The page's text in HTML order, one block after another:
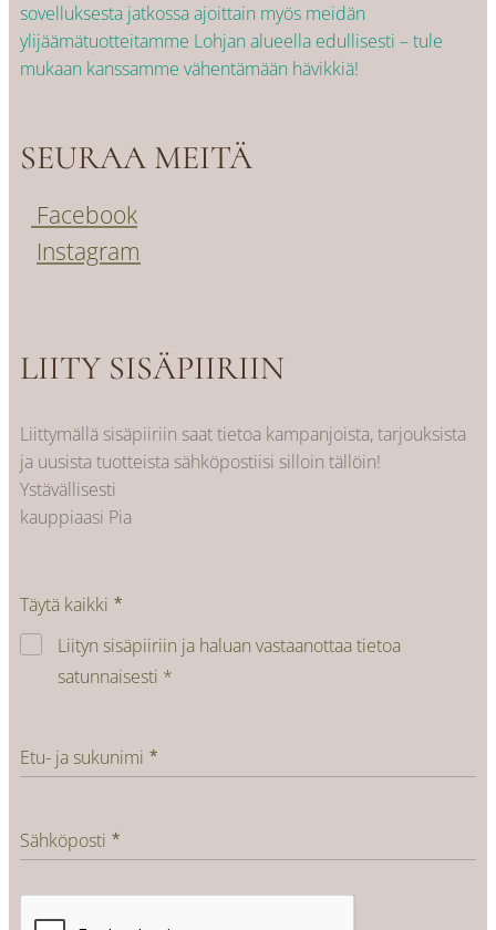
sovelluksesta jatkossa ajoittain myös meidän
ylijäämätuotteitamme Lohjan alueella edullisesti – tule
mukaan kanssamme vähentämään hävikkiä!
SEURAA MEITÄ
Facebook
Instagram
LIITY SISÄPIIRIIN
Liittymällä sisäpiiriin saat tietoa kampanjoista, tarjouksista
ja uusista tuotteista sähköpostiisi silloin tällöin!
Ystävällisesti
kauppiaasi Pia
Täytä kaikki
Liityn sisäpiiriin ja haluan vastaanottaa tietoa
satunnaisesti *
Etu- ja sukunimi
Sähköposti